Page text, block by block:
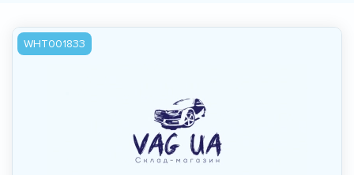
WHT001833